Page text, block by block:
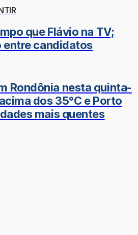
que Flávio na TV;
candidatos
Rondônia nesta quinta-
dos 35°C e Porto
mais quentes